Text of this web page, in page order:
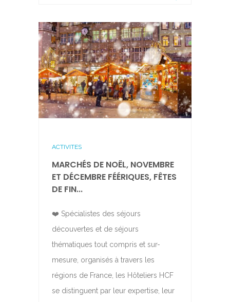
ACTIVITES
MARCHÉS DE NOËL, NOVEMBRE
ET DÉCEMBRE FÉÉRIQUES, FÊTES
DE FIN...
❤️ Spécialistes des séjours
découvertes et de séjours
thématiques tout compris et sur-
mesure, organisés à travers les
régions de France, les Hôteliers HCF
se distinguent par leur expertise, leur